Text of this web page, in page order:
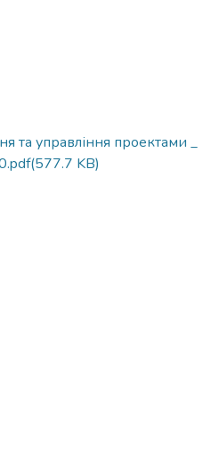
та управління проектами _
(577.7 KB)